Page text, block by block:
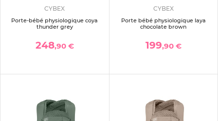
CYBEX
Porte-bébé physiologique coya
thunder grey
248,90 €
CYBEX
Porte bébé physiologique laya
chocolate brown
199,90 €